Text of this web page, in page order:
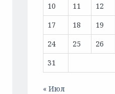
10
11 12
17
18 19
24
25 26
31
« Июл